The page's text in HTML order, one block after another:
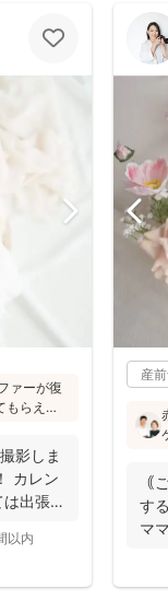
ァーが復
らえ
修を受講
す(^^)
影しま
カレン
出張で
以内
産
｟
す
マ